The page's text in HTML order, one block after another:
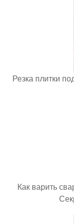
Резка плитки
Как варить